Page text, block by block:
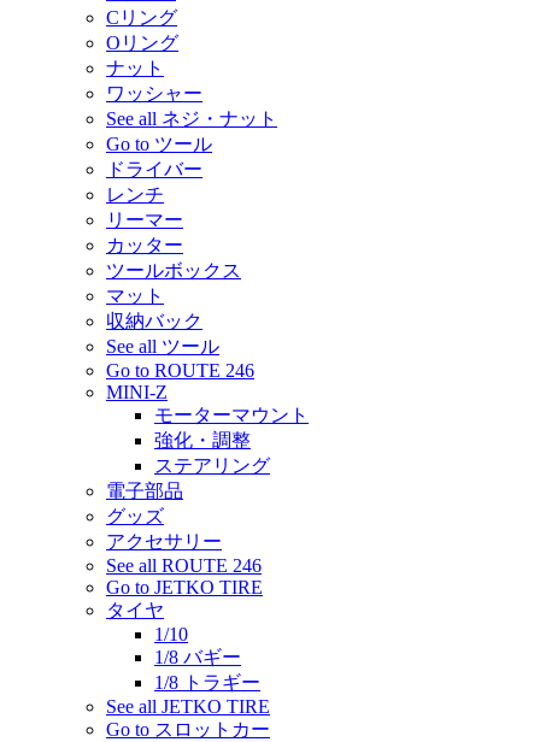
Cリング
Oリング
ナット
ワッシャー
See all ネジ・ナット
Go to ツール
ドライバー
レンチ
リーマー
カッター
ツールボックス
マット
収納バック
See all ツール
Go to ROUTE 246
MINI-Z
モーターマウント
強化・調整
ステアリング
電子部品
グッズ
アクセサリー
See all ROUTE 246
Go to JETKO TIRE
タイヤ
1/10
1/8 バギー
1/8 トラギー
See all JETKO TIRE
Go to スロットカー